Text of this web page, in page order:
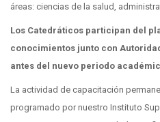
áreas: ciencias de la salud,
Los Catedráticos participan del
conocimientos junto con
antes del nuevo periodo
La actividad de capacitación
programado por nuestro Instituto